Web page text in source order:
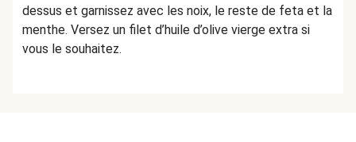
dessus et garnissez avec les noix, le reste de feta et la
menthe. Versez un filet d’huile d’olive vierge extra si
vous le souhaitez.